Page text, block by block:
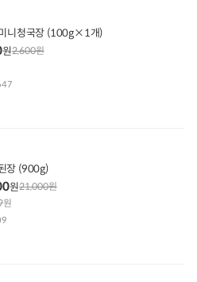
우리콩 미니청국장 (100g×1개)
원2,600원
장 (900g)
원21,000원
원